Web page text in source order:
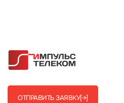
ОТПРАВИТЬ ЗАЯВКУ[→]